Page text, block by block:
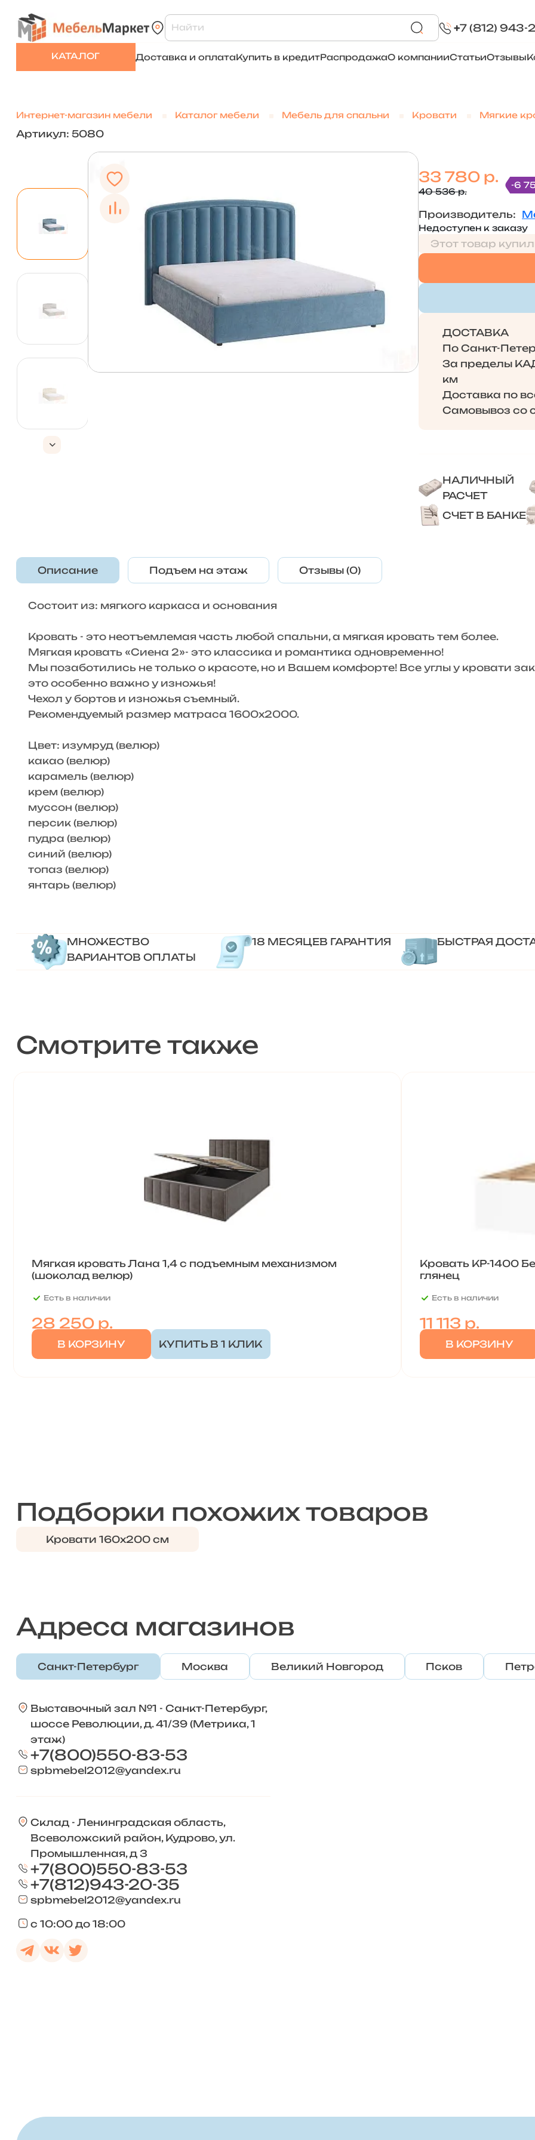
+7 (812) 943-
КАТАЛОГ Доставка и оплатаКупить в кредитРаспродажаО компанииСтатьиОтзывы
Интернет-магазин мебели Каталог мебели Мебель для спальни Кровати Мягкие
Артикул: 5080
33 780 р.
40 536 р.
-6
Производитель:
Недоступен к заказу
Этот товар
ДОСТАВКА
По Санкт-
За пределы
км
Доставка по
Самовывоз со
НАЛИЧНЫЙ
РАСЧЕТ
СЧЕТ В БАНКЕ
Описание Подъем на этаж Отзывы (0)
Состоит из: мягкого каркаса и основания
Кровать - это неотъемлемая часть любой спальни, а мягкая кровать тем более.
Мягкая кровать «Сиена 2»- это классика и романтика одновременно!
Мы позаботились не только о красоте, но и Вашем комфорте! Все углы у кровати
это особенно важно у изножья!
Чехол у бортов и изножья съемный.
Рекомендуемый размер матраса 1600х2000.
Цвет: изумруд (велюр)
какао (велюр)
карамель (велюр)
крем (велюр)
муссон (велюр)
персик (велюр)
пудра (велюр)
синий (велюр)
топаз (велюр)
янтарь (велюр)
МНОЖЕСТВО
ВАРИАНТОВ ОПЛАТЫ
18 МЕСЯЦЕВ ГАРАНТИЯ БЫСТРАЯ
Смотрите также
Мягкая кровать Лана 1,4 с подъемным механизмом
(шоколад велюр)
Есть в наличии
28 250р.
В КОРЗИНУ КУПИТЬ В 1 КЛИК
Кровать КР-1400
глянец
Есть в наличии
11 113 р.
В КОРЗИНУ
Подборки похожих товаров
Кровати 160х200 см
Адреса магазинов
Санкт-Петербург Москва Великий Новгород Псков
Выставочный зал №1 - Санкт-Петербург,
шоссе Революции, д. 41/39 (Метрика, 1
этаж)
+7(800)550-83-53
spbmebel2012@yandex.ru
Склад - Ленинградская область,
Всеволожский район, Кудрово, ул.
Промышленная, д 3
+7(800)550-83-53
+7(812)943-20-35
spbmebel2012@yandex.ru
с 10:00 до 18:00